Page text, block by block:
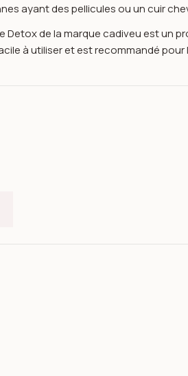
- Detox - 220 ml
ayant des pellicules ou un cuir
Detox de la marque cadiveu est un
à utiliser et est recommandé